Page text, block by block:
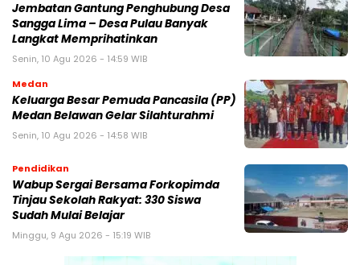
Jembatan Gantung Penghubung Desa
Sangga Lima – Desa Pulau Banyak
Langkat Memprihatinkan
Senin, 10 Agu 2026 - 14:59 WIB
Medan
Keluarga Besar Pemuda Pancasila (PP)
Medan Belawan Gelar Silahturahmi
Senin, 10 Agu 2026 - 14:58 WIB
Pendidikan
Wabup Sergai Bersama Forkopimda
Tinjau Sekolah Rakyat: 330 Siswa
Sudah Mulai Belajar
Minggu, 9 Agu 2026 - 15:19 WIB